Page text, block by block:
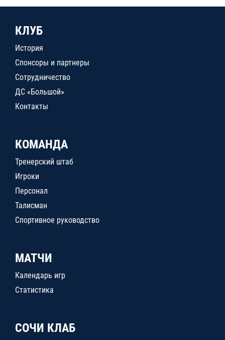
КЛУБ
История
Спонсоры и партнеры
Сотрудничество
ДС «Большой»
Контакты
КОМАНДА
Тренерский штаб
Игроки
Персонал
Талисман
Спортивное руководство
МАТЧИ
Календарь игр
Статистика
СОЧИ КЛАБ